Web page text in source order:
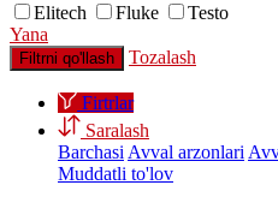
Elitech
Fluke
Testo
Yana
Filtrni qo'llash Tozalash
Firtrlar
Saralash
Barchasi Avval arzonlari
Muddatli to'lov